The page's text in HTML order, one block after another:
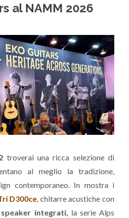
al NAMM 2026
troverai una ricca selezione di
al meglio la tradizione,
contemporaneo. In mostra i
D300ce, chitarre acustiche con
integrati, la serie Alps